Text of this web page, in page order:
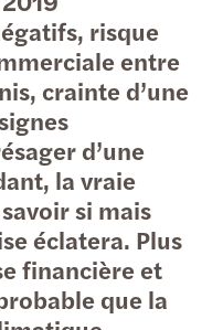
risque
entre
crainte d’une
d’une
la vraie
si mais
éclatera. Plus
financière et
que la